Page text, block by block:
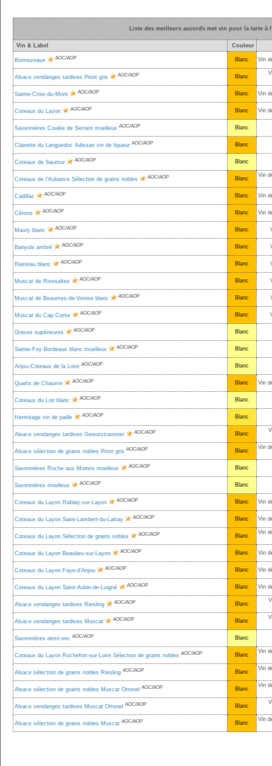
Liste des meilleurs accords met vin pour la tarte à
Vin & Label Couleur
Bonnezeaux AOC/AOP Blanc Vin
Alsace vendanges tardives Pinot gris AOC/AOP Blanc
Sainte-Croix-du-Mont AOC/AOP Blanc Vin
Coteaux du Layon AOC/AOP Blanc Vin
Savennières Coulée de Serrant moelleux AOC/AOP Blanc
Clairette du Languedoc Adissan vin de liqueur AOC/AOP Blanc
Coteaux de Saumur AOC/AOP Blanc
Coteaux de l'Aubance Sélection de grains nobles AOC/AOP Blanc
Vin
Cadillac AOC/AOP Blanc Vin
Cérons AOC/AOP Blanc Vin
Maury blanc AOC/AOP Blanc
Banyuls ambré AOC/AOP Blanc
Rasteau blanc AOC/AOP Blanc
Muscat de Rivesaltes AOC/AOP Blanc
Muscat de Beaumes-de-Venise blanc AOC/AOP Blanc
Muscat du Cap Corse AOC/AOP Blanc
Graves supérieures AOC/AOP Blanc
Sainte-Foy-Bordeaux blanc moelleux AOC/AOP Blanc
Anjou-Coteaux de la Loire AOC/AOP Blanc
Quarts de Chaume AOC/AOP Blanc Vin
Coteaux du Loir blanc AOC/AOP Blanc
Hermitage vin de paille AOC/AOP Blanc
Alsace vendanges tardives Gewurztraminer AOC/AOP Blanc
Alsace sélection de grains nobles Pinot gris AOC/AOP Blanc
Vin
Savennières Roche aux Moines moelleux AOC/AOP Blanc
Savennières moelleux AOC/AOP Blanc
Coteaux du Layon Rablay-sur-Layon AOC/AOP Blanc Vin
Coteaux du Layon Saint-Lambert-du-Lattay AOC/AOP Blanc Vin
Coteaux du Layon Sélection de grains nobles AOC/AOP Blanc
Vin
Coteaux du Layon Beaulieu-sur-Layon AOC/AOP Blanc Vin
Coteaux du Layon Faye-d'Anjou AOC/AOP Blanc Vin
Coteaux du Layon Saint-Aubin-de-Luigné AOC/AOP Blanc Vin
Alsace vendanges tardives Riesling AOC/AOP Blanc
Alsace vendanges tardives Muscat AOC/AOP Blanc
Savennières demi-sec AOC/AOP Blanc
Coteaux du Layon Rochefort-sur-Loire Sélection de grains nobles AOC/AOP Blanc
Vin
Alsace sélection de grains nobles Riesling AOC/AOP Blanc
Vin
Alsace sélection de grains nobles Muscat Ottonel AOC/AOP Blanc
Vin
Alsace vendanges tardives Muscat Ottonel AOC/AOP Blanc
Alsace sélection de grains nobles Muscat AOC/AOP Blanc
Vin